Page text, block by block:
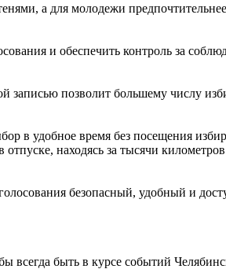
а для молодежи
и обеспечить контроль за
записью позволит большему числу
удобное время без посещения
находясь за тысячи
безопасный, удобный и
всегда быть в курсе событий